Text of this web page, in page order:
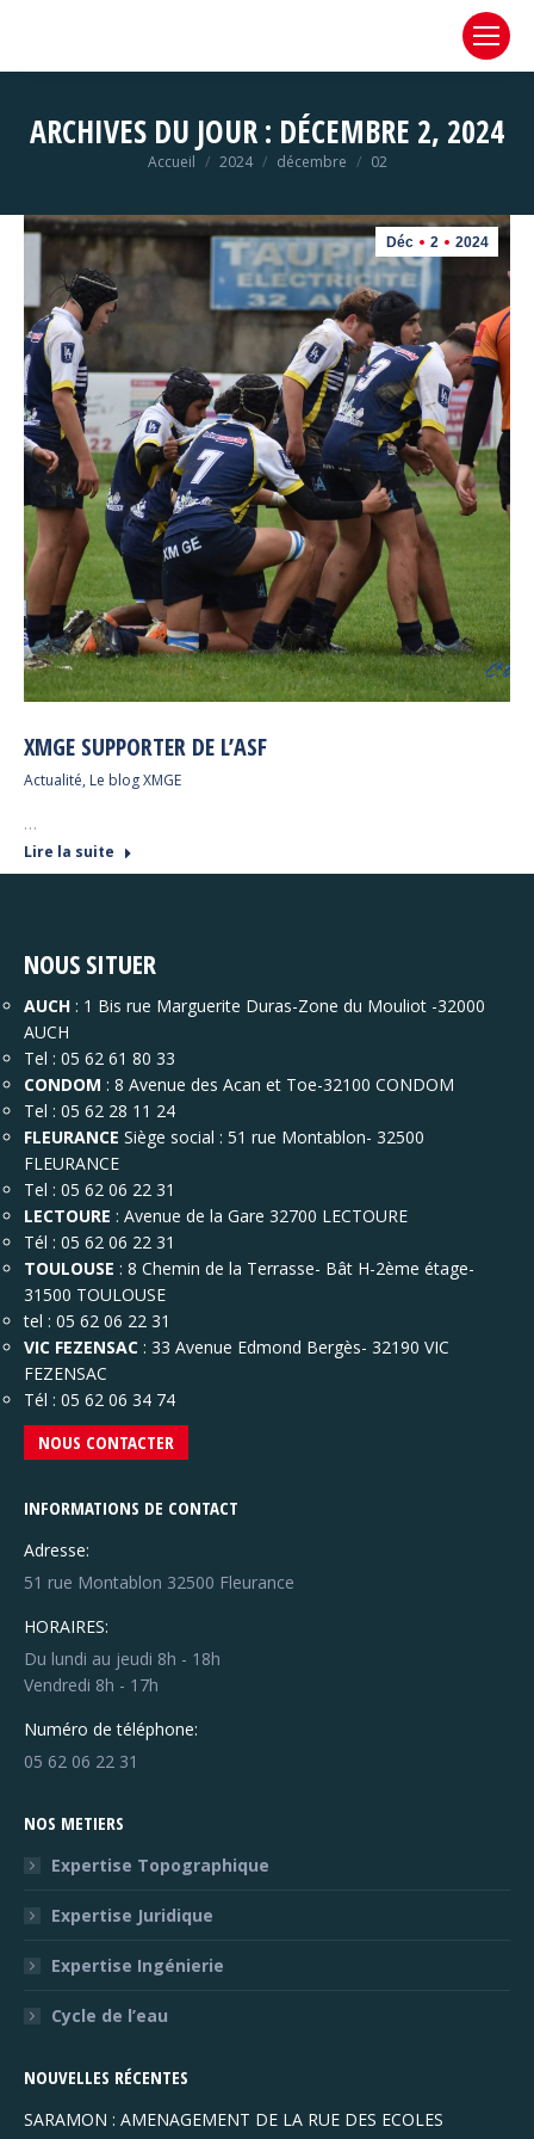
ARCHIVES DU JOUR : DÉCEMBRE 2, 2024
Vous êtes ici :
Accueil 2024 décembre 02
Déc 2 2024
XMGE SUPPORTER DE L’ASF
Actualité, Le blog XMGE
…
Lire la suite
NOUS SITUER
AUCH : 1 Bis rue Marguerite Duras-Zone du Mouliot -32000
AUCH
Tel : 05 62 61 80 33
CONDOM : 8 Avenue des Acan et Toe-32100 CONDOM
Tel : 05 62 28 11 24
FLEURANCE Siège social : 51 rue Montablon- 32500
FLEURANCE
Tel : 05 62 06 22 31
LECTOURE : Avenue de la Gare 32700 LECTOURE
Tél : 05 62 06 22 31
TOULOUSE : 8 Chemin de la Terrasse- Bât H-2ème étage-
31500 TOULOUSE
tel : 05 62 06 22 31
VIC FEZENSAC : 33 Avenue Edmond Bergès- 32190 VIC
FEZENSAC
Tél : 05 62 06 34 74
NOUS CONTACTER
INFORMATIONS DE CONTACT
Adresse:
51 rue Montablon 32500 Fleurance
HORAIRES:
Du lundi au jeudi 8h - 18h
Vendredi 8h - 17h
Numéro de téléphone:
05 62 06 22 31
NOS METIERS
Expertise Topographique
Expertise Juridique
Expertise Ingénierie
Cycle de l’eau
NOUVELLES RÉCENTES
SARAMON : AMENAGEMENT DE LA RUE DES ECOLES